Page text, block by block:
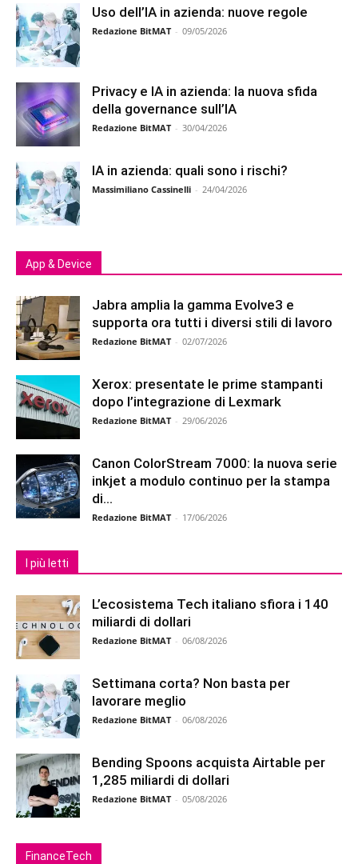
Uso dell’IA in azienda: nuove regole
Redazione BitMAT - 09/05/2026
Privacy e IA in azienda: la nuova sfida
della governance sull’IA
Redazione BitMAT - 30/04/2026
IA in azienda: quali sono i rischi?
Massimiliano Cassinelli - 24/04/2026
App & Device
Jabra amplia la gamma Evolve3 e
supporta ora tutti i diversi stili di lavoro
Redazione BitMAT - 02/07/2026
Xerox: presentate le prime stampanti
dopo l’integrazione di Lexmark
Redazione BitMAT - 29/06/2026
Canon ColorStream 7000: la nuova serie
inkjet a modulo continuo per la stampa
di...
Redazione BitMAT - 17/06/2026
I più letti
L’ecosistema Tech italiano sfiora i 140
miliardi di dollari
Redazione BitMAT - 06/08/2026
Settimana corta? Non basta per
lavorare meglio
Redazione BitMAT - 06/08/2026
Bending Spoons acquista Airtable per
1,285 miliardi di dollari
Redazione BitMAT - 05/08/2026
FinanceTech